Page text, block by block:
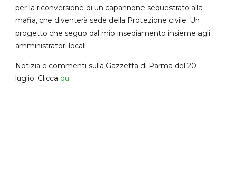
per la riconversione di un capannone sequestrato alla
mafia, che diventerà sede della Protezione civile. Un
progetto che seguo dal mio insediamento insieme agli
amministratori locali.
Notizia e commenti sulla Gazzetta di Parma del 20
luglio. Clicca qui